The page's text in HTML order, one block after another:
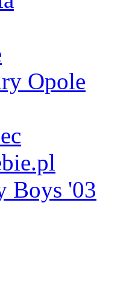
Opole
Boys '03